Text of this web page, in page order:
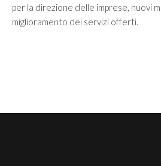
per la direzione delle imprese, nuovi
miglioramento dei servizi offerti.